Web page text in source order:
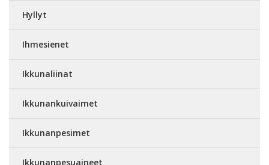
Hyllyt
Ihmesienet
Ikkunaliinat
Ikkunankuivaimet
Ikkunanpesimet
Ikkunanpesuaineet